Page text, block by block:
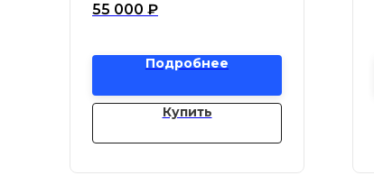
55 000 ₽
Подробнее
Купить